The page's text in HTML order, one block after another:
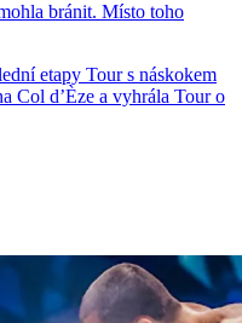
bránit. Místo toho
etapy Tour s náskokem
Col d’Èze a vyhrála Tour o